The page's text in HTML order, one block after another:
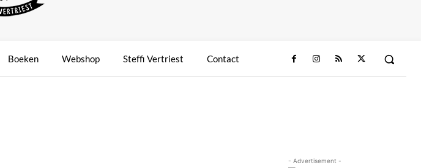
Boeken Webshop Steffi Vertriest Contact
- Advertisement -